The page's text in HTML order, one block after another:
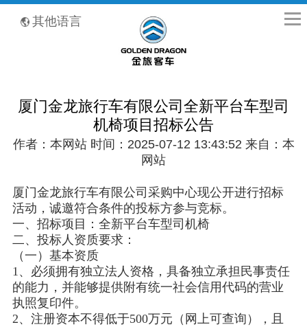
其他语言
厦门金龙旅行车有限公司全新平台车型司
机椅项目招标公告
作者：本网站 时间：2025-07-12 13:43:52 来自：本
网站
厦门金龙旅行车有限公司采购中心现公开进行招标
活动，诚邀符合条件的投标方参与竞标。
一、招标项目：全新平台车型司机椅
二、投标人资质要求：
（一）基本资质
1、必须拥有独立法人资格，具备独立承担民事责任
的能力，并能够提供附有统一社会信用代码的营业
执照复印件。
2、注册资本不得低于500万元（网上可查询），且